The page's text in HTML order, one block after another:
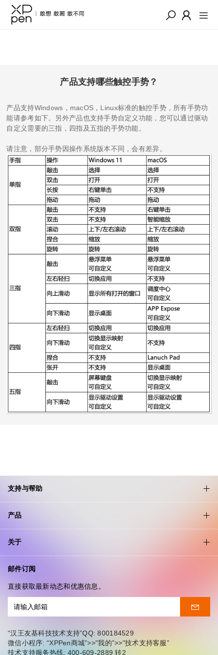
产品支持哪些触控手势？
产品支持Windows，macOS，Linux标准的触控手势，所有手势功
能请参考如下。另外产品也支持手势自定义功能，您可以通过驱动
自定义需要的三指，四指及五指的手势功能。
请注意，部分手势因操作系统版本不同，会有差异。
支持与帮助
产品
关于
邮件订阅
直接获取最新动态和优惠信息。
“汉王友基科技技术支持”QQ: 800184529
微信小程序: “XPPen商城”>>"我的”>>"技术支持客服”
技术支持服务热线: 400-609-2889 转2